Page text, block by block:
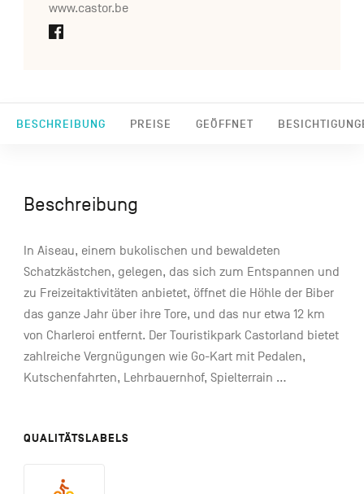
BESCHREIBUNG PREISE GEÖFFNET
www.castor.be
Beschreibung
In Aiseau, einem bukolischen und bewaldeten
Schatzkästchen, gelegen, das sich zum Entspannen und
zu Freizeitaktivitäten anbietet, öffnet die Höhle der Biber
das ganze Jahr über ihre Tore, und das nur etwa 12 km
von Charleroi entfernt. Der Touristikpark Castorland bietet
zahlreiche Vergnügungen wie Go-Kart mit Pedalen,
Kutschenfahrten, Lehrbauernhof, Spielterrain ...
QUALITÄTSLABELS